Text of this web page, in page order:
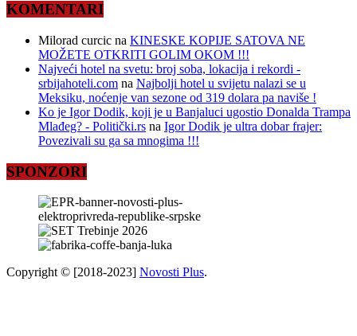
KOMENTARI
Milorad curcic na KINESKE KOPIJE SATOVA NE
MOŽETE OTKRITI GOLIM OKOM !!!
Najveći hotel na svetu: broj soba, lokacija i rekordi -
srbijahoteli.com na Najbolji hotel u svijetu nalazi se u
Meksiku, noćenje van sezone od 319 dolara pa naviše !
Ko je Igor Dodik, koji je u Banjaluci ugostio Donalda Trampa
Mlađeg? - Politički.rs na Igor Dodik je ultra dobar frajer:
Povezivali su ga sa mnogima !!!
SPONZORI
Copyright © [2018-2023] Novosti Plus.